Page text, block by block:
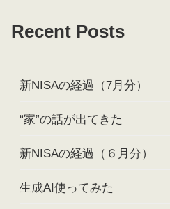
Recent Posts
新NISAの経過（7月分）
“家”の話が出てきた
新NISAの経過（６月分）
生成AI使ってみた